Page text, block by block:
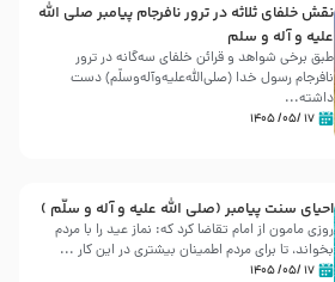
نقش خلفای ثلاثه در ترور نافرجام پیامبر صلی الله
علیه و آله و سلم
طبق برخی شواهد و قرائن خلفای سه‌گانه در ترور
نافرجام رسول خدا (صلی‌الله‌علیه‌و‌آله‌وسلّم) دست
داشته‌...
۱۷ /۰۵/ ۱۴۰۵
احیای سنت پیامبر (صلی الله علیه و آله و سلّم )
روزی مامون از امام تقاضا کرد که: نماز عید را با مردم
بخواند، تا برای مردم اطمینان بیشتری در این کار ...
۱۷ /۰۵/ ۱۴۰۵